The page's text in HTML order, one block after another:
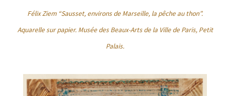
Félix Ziem “Sausset, environs de Marseille, la pêche au thon”.
Aquarelle sur papier. Musée des Beaux-Arts de la Ville de Paris, Petit
Palais.